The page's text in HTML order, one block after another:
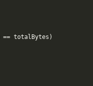
== totalBytes )